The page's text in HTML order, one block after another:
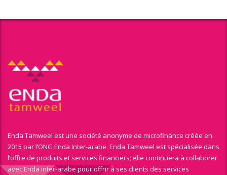
Enda Tamweel est une société anonyme de microfinance créée en
2015 par l’ONG Enda Inter-arabe. Enda Tamweel est spécialisée dans
l’offre de produits et services financiers; elle continuera à collaborer
avec Enda inter-arabe pour offrir à ses clients des services